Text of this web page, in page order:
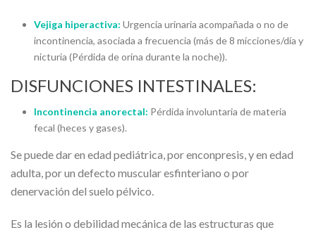
Vejiga hiperactiva: Urgencia urinaria acompañada o no de
incontinencia, asociada a frecuencia (más de 8 micciones/día y
nicturia (Pérdida de orina durante la noche)).
DISFUNCIONES INTESTINALES:
Incontinencia anorectal: Pérdida involuntaria de materia
fecal (heces y gases).
Se puede dar en edad pediátrica, por enconpresis, y en edad
adulta, por un defecto muscular esfinteriano o por
denervación del suelo pélvico.
Es la lesión o debilidad mecánica de las estructuras que